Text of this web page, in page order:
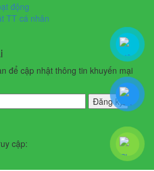
động
TT cá nhân
để cập nhật thông tin khuyến mại
cập: